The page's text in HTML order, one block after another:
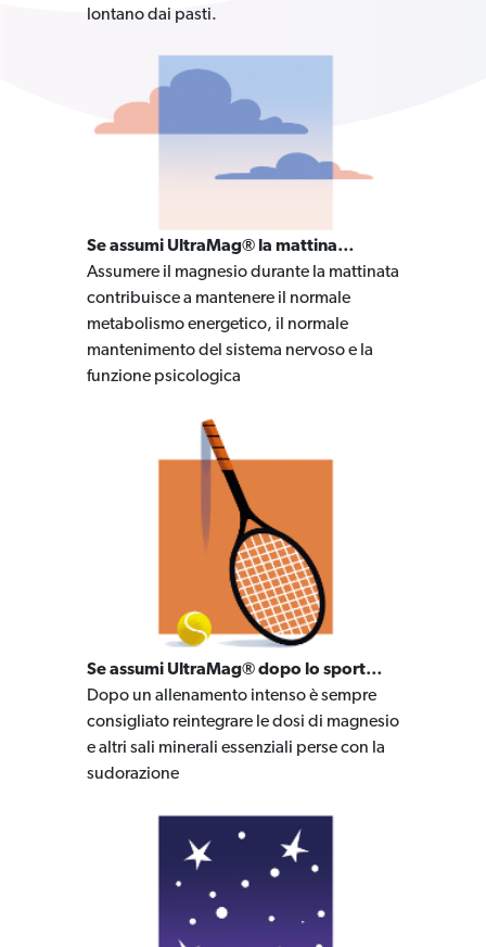
lontano dai pasti.
Se assumi UltraMag® la mattina…
Assumere il magnesio durante la mattinata
contribuisce a mantenere il normale
metabolismo energetico, il normale
mantenimento del sistema nervoso e la
funzione psicologica
Se assumi UltraMag® dopo lo sport…
Dopo un allenamento intenso è sempre
consigliato reintegrare le dosi di magnesio
e altri sali minerali essenziali perse con la
sudorazione